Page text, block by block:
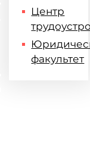
Центр
факультет